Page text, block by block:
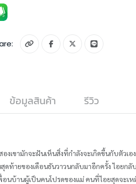
ข้อมูลสินค้า รีวิว
ขามักจะฝันเห็นสิ่งที่กำลังจะเกิดขึ้นกับตัวเอง
ท้ายของเดือนธันวาวนกลับมาอีกครั้ง ไอยกลั
อนบ้านผู้เป็นคนโปรดของแม่ คนที่ไอยสุดจะเ